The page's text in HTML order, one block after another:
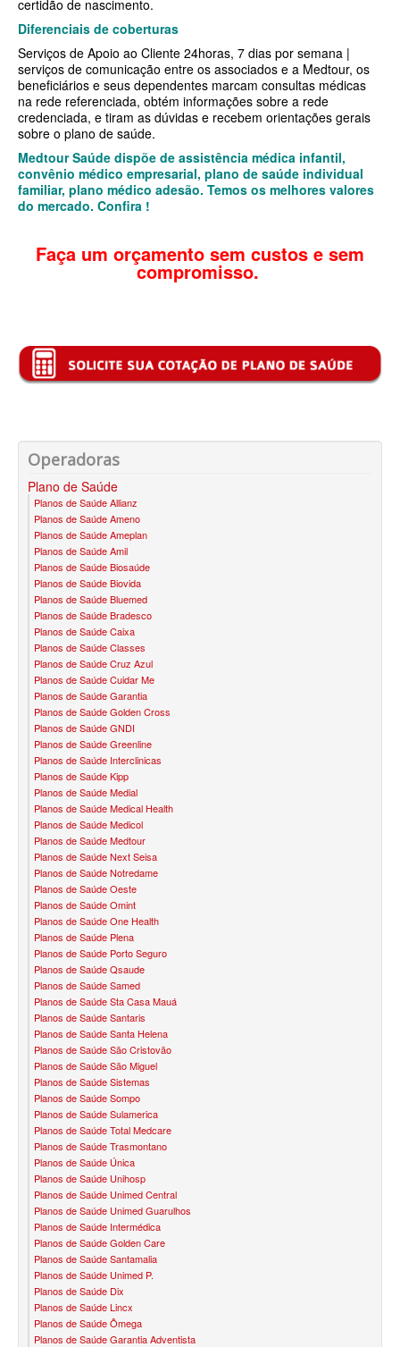
SANTARIS PLANO DE SAÚDE FAMILIAR
SÃO CRISTOVÃO PLANO DE SAÚDE FAMILIAR
SÃO MIGUEL PLANO DE SAÚDE FAMILIAR
STA CASA MAUÁ PLANO DE SAÚDE FAMILIAR
TOTAL MEDCARE PLANO DE SAÚDE FAMILIAR
TRASMONTANO PLANO DE SAÚDE FAMILIAR
UNIHOSP PLANO DE SAÚDE FAMILIAR
PLANO DE SAÚDE INFANTIL
BIOVIDA PLANO DE SAÚDE INFANTIL
BLUE MED PLANO DE SAÚDE INFANTIL
CLASSES PLANO DE SAÚDE INFANTIL
CUIDAR ME PLANO DE SAÚDE INFANTIL
GARANTIA GS PLANO DE SAÚDE INFANTIL
MED TOUR PLANO DE SAÚDE INFANTIL
PLENA PLANO DE SAÚDE INFANTIL
QSAUDE PLANO DE SAÚDE INFANTIL
SANTA HELENA PLANO DE SAÚDE INFANTIL
SÃO CRISTOVÃO PLANO DE SAÚDE INFANTIL
SÃO MIGUEL PLANO DE SAÚDE INFANTIL
STA CASA MAUÁ PLANO DE SAÚDE INFANTIL
TOTAL MEDCARE PLANO DE SAÚDE INFANTIL
TRASMONTANO PLANO DE SAÚDE INFANTIL
ÚNICA PLANO DE SAÚDE INFANTIL
UNIHOSP PLANO DE SAÚDE INFANTIL
PLANO DE SAÚDE SÊNIOR
AMEPLAN PLANO DE SAÚDE SÊNIOR
BIO SAÚDE PLANO DE SAÚDE SÊNIOR
BIOVIDA PLANO DE SAÚDE SÊNIOR
GARANTIA GS PLANO DE SAÚDE SÊNIOR
certidão de nascimento.
Diferenciais de coberturas
Serviços de Apoio ao Cliente 24horas, 7 dias por semana |
serviços de comunicação entre os associados e a Medtour, os
beneficiários e seus dependentes marcam consultas médicas
na rede referenciada, obtém informações sobre a rede
credenciada, e tiram as dúvidas e recebem orientações gerais
sobre o plano de saúde.
Medtour Saúde dispõe de assistência médica infantil,
convênio médico empresarial, plano de saúde individual
familiar, plano médico adesão. Temos os melhores valores
do mercado. Confira !
Faça um orçamento sem custos e sem
compromisso.
Operadoras
Plano de Saúde
Planos de Saúde Allianz
Planos de Saúde Ameno
Planos de Saúde Ameplan
Planos de Saúde Amil
Planos de Saúde Biosaúde
Planos de Saúde Biovida
Planos de Saúde Bluemed
Planos de Saúde Bradesco
Planos de Saúde Caixa
Planos de Saúde Classes
Planos de Saúde Cruz Azul
Planos de Saúde Cuidar Me
Planos de Saúde Garantia
Planos de Saúde Golden Cross
Planos de Saúde GNDI
Planos de Saúde Greenline
Planos de Saúde Interclinicas
Planos de Saúde Kipp
Planos de Saúde Medial
Planos de Saúde Medical Health
Planos de Saúde Medicol
Planos de Saúde Medtour
Planos de Saúde Next Seisa
Planos de Saúde Notredame
Planos de Saúde Oeste
Planos de Saúde Omint
Planos de Saúde One Health
Planos de Saúde Plena
Planos de Saúde Porto Seguro
Planos de Saúde Qsaude
Planos de Saúde Samed
Planos de Saúde Sta Casa Mauá
Planos de Saúde Santaris
Planos de Saúde Santa Helena
Planos de Saúde São Cristovão
Planos de Saúde São Miguel
Planos de Saúde Sistemas
Planos de Saúde Sompo
Planos de Saúde Sulamerica
Planos de Saúde Total Medcare
Planos de Saúde Trasmontano
Planos de Saúde Única
Planos de Saúde Unihosp
Planos de Saúde Unimed Central
Planos de Saúde Unimed Guarulhos
Planos de Saúde Intermédica
Planos de Saúde Golden Care
Planos de Saúde Santamalia
Planos de Saúde Unimed P.
Planos de Saúde Dix
Planos de Saúde Lincx
Planos de Saúde Ômega
Planos de Saúde Garantia Adventista